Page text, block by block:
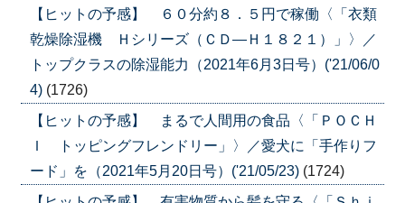
【ヒットの予感】 ６０分約８．５円で稼働〈「衣類
乾燥除湿機 Ｈシリーズ（ＣＤ―Ｈ１８２１）」〉／
トップクラスの除湿能力（2021年6月3日号）('21/06/0
4) (1726)
【ヒットの予感】 まるで人間用の食品〈「ＰＯＣＨ
Ｉ トッピングフレンドリー」〉／愛犬に「手作りフ
ード」を（2021年5月20日号）('21/05/23) (1724)